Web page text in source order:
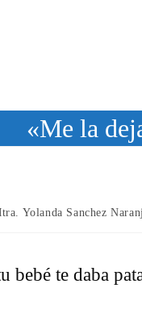
«Me la
Yolanda Sanchez
bebé te daba